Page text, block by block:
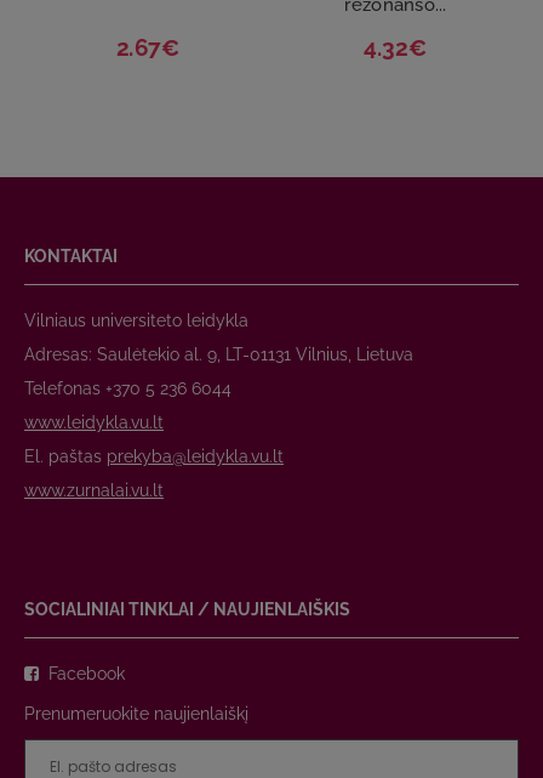
2.67€ 4.32€
KONTAKTAI
Vilniaus universiteto leidykla
Adresas: Saulėtekio al. 9, LT-01131 Vilnius, Lietuva
Telefonas +370 5 236 6044
www.leidykla.vu.lt
El. paštas prekyba@leidykla.vu.lt
www.zurnalai.vu.lt
SOCIALINIAI TINKLAI / NAUJIENLAIŠKIS
Facebook
Prenumeruokite naujienlaiškį